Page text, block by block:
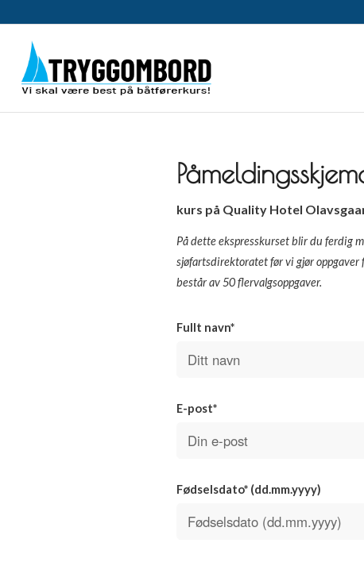
kurs på Quality Hotel
På dette ekspresskurset blir du ferdig
sjøfartsdirektoratet før vi gjør oppgaver
består av 50 flervalgsoppgaver.
Fullt navn*
E-post*
Fødselsdato* (dd.mm.yyyy)